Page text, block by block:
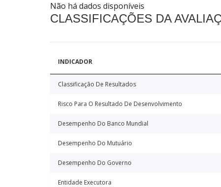
Não há dados disponíveis
CLASSIFICAÇÕES DA
INDICADOR
Classificação De Resultados
Risco Para O Resultado De Desenvolvimento
Desempenho Do Banco Mundial
Desempenho Do Mutuário
Desempenho Do Governo
Entidade Executora